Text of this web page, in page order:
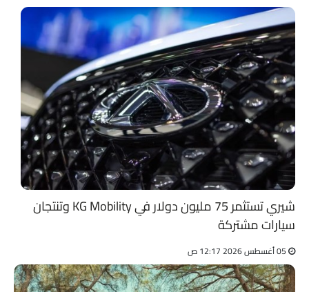
شيري تستثمر 75 مليون دولار في KG Mobility وتنتجان
سيارات مشتركة